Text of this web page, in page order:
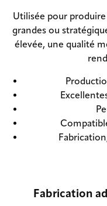
Utilisée pour
grandes ou
élevée, une qualité
Fabrication